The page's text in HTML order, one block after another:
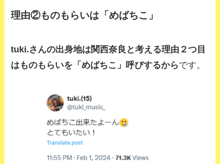
理由②ものもらいは「めばちこ」
tuki.さんの出身地は関西奈良と考える理由２つ目
は ものもらいを「めばちこ」呼びするからです。